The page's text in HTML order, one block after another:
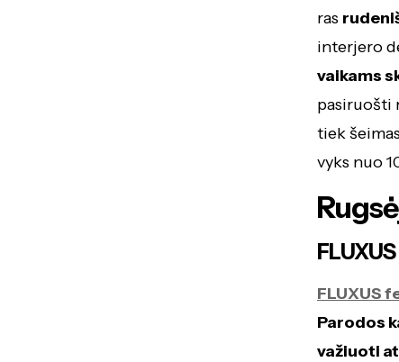
ras
interjero
vaikams
pasiruošti
tiek
vyks nuo
FLUXUS
Parodos
važiuoti